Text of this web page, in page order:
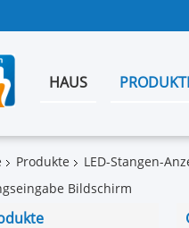
HAUS
Produkte LED-Stangen-
Bildschirm